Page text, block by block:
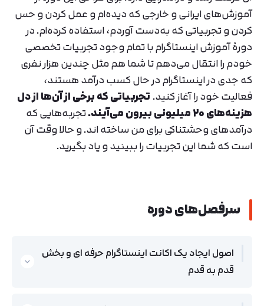
آموزش‌های ایرانی و خارجی که دیده‌ام و عمل کردن و حس
کردن و تجربیاتی که به‌دست آوردم، استفاده کرده‌ام. در
دورهٔ آموزش اینستاگرام با تمام وجود تجربیات تخصصی
خودم را انتقال می‌دهم تا شما هم مثل چندین هزار نفری
که جدی در اینستاگرام در حال کسب‌ درآمد هستند،
فعالیت خود را آغاز کنید.تجربیاتی که برخی از آن‌ها از دل
هزینه‌های ۲۰ میلیونی بیرون می‌آیند.
تجربه‌هایی که
درآمدهای وحشتناکی برای من ساخته اند. و حالا وقت آن
است که شما این تجربیات را ببینید و یاد بگیرید.
سرفصل‌های دوره
اصول ایجاد یک اکانت اینستاگرام حرفه ای و بخش
قدم به قدم